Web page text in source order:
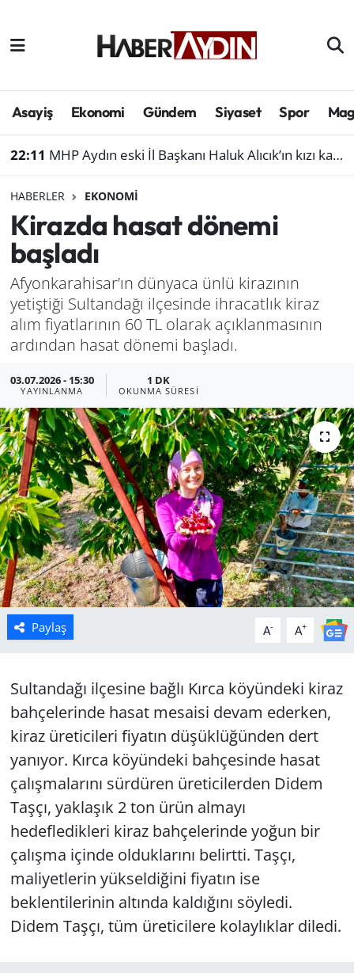
Asayiş Ekonomi Gündem Siyaset Spor
22:11 MHP Aydın eski İl Başkanı Haluk Alıcık’ın kızı kaza geçirdi
HABERLER EKONOMI
Kirazda hasat dönemi
başladı
Afyonkarahisar’ın dünyaca ünlü kirazının
yetiştiği Sultandağı ilçesinde ihracatlık kiraz
alım fiyatlarının 60 TL olarak açıklanmasının
ardından hasat dönemi başladı.
03.07.2026 - 15:30
YAYINLANMA
1 DK
OKUNMA SÜRESI
Paylaş A- A+
Sultandağı ilçesine bağlı Kırca köyündeki kiraz
bahçelerinde hasat mesaisi devam ederken,
kiraz üreticileri fiyatın düşüklüğünden dert
yanıyor. Kırca köyündeki bahçesinde hasat
çalışmalarını sürdüren üreticilerden Didem
Taşçı, yaklaşık 2 ton ürün almayı
hedefledikleri kiraz bahçelerinde yoğun bir
çalışma içinde olduklarını belirtti. Taşçı,
maliyetlerin yükseldiğini fiyatın ise
beklentilerinin altında kaldığını söyledi.
Didem Taşçı, tüm üreticilere kolaylıklar diledi.
Afyonkarahisar
Çevre
Genel
Haber
Izmir
Kütahya
Manisa
Muğla
Politika
Uşak
Aydın Hava Durumu
Süper Lig Puan Durumu ve Fikstür
Son Dakika Haberleri
Haber Arşivi